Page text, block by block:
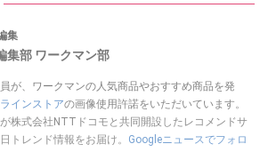
集
集部 ワークマン部
が、ワークマンの人気商品やおすすめ商品を発
インストアの画像使用許諾をいただいています。
株式会社NTTドコモと共同開設したレコメンドサ
トレンド情報をお届け。 Googleニュースでフォロ